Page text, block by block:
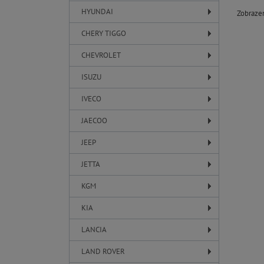
HYUNDAI
CHERY TIGGO
CHEVROLET
ISUZU
IVECO
JAECOO
JEEP
JETTA
KGM
KIA
LANCIA
LAND ROVER